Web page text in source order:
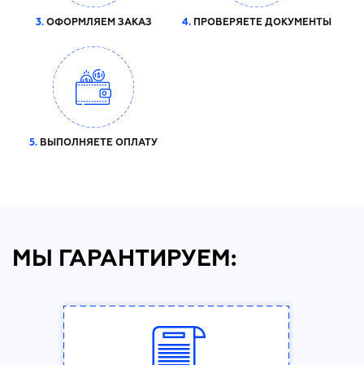
3.ОФОРМЛЯЕМ ЗАКАЗ 4.ПРОВЕРЯЕТЕ ДОКУМЕНТЫ
5. ВЫПОЛНЯЕТЕ ОПЛАТУ
МЫ ГАРАНТИРУЕМ: